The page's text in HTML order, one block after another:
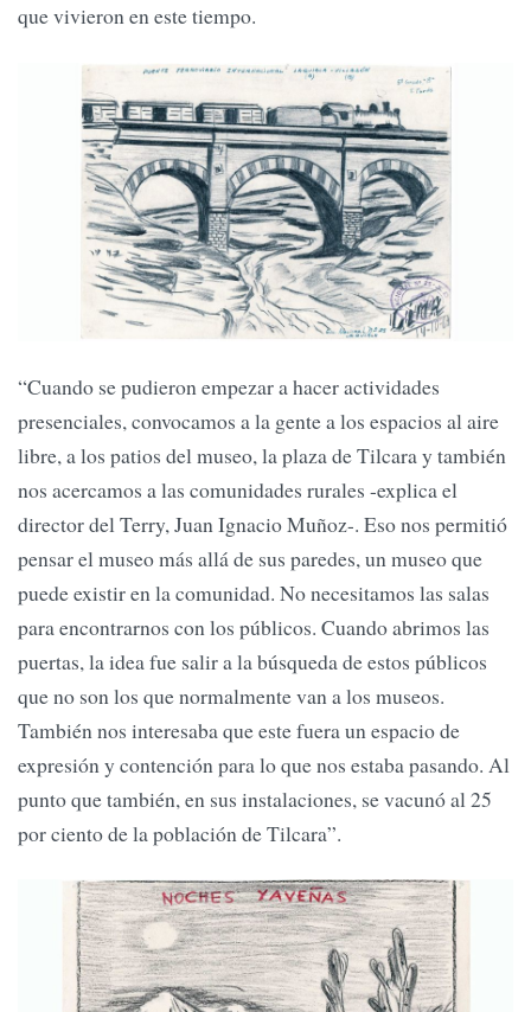
que vivieron en este tiempo.
“Cuando se pudieron empezar a hacer actividades
presenciales, convocamos a la gente a los espacios al aire
libre, a los patios del museo, la plaza de Tilcara y también
nos acercamos a las comunidades rurales -explica el
director del Terry, Juan Ignacio Muñoz-. Eso nos permitió
pensar el museo más allá de sus paredes, un museo que
puede existir en la comunidad. No necesitamos las salas
para encontrarnos con los públicos. Cuando abrimos las
puertas, la idea fue salir a la búsqueda de estos públicos
que no son los que normalmente van a los museos.
También nos interesaba que este fuera un espacio de
expresión y contención para lo que nos estaba pasando. Al
punto que también, en sus instalaciones, se vacunó al 25
por ciento de la población de Tilcara”.